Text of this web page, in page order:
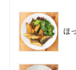
ほ